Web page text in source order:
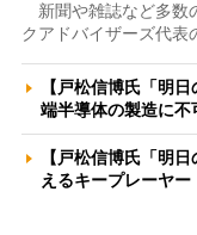
新聞や雑誌など多数
クアドバイザーズ代
【戸松信博氏「明
端半導体の製造に
【戸松信博氏「明
えるキープレーヤ